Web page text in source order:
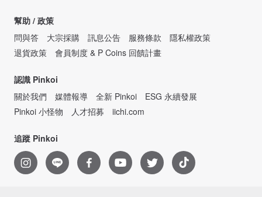
幫助 / 政策
問與答
大宗採購 訊息公告 服務條款
隱私權政策
退貨政策
會員制度 & P Coins 回饋計畫
認識 Pinkoi
關於我們
媒體報導 全新 Pinkoi
ESG 永續發展
Pinkoi 小怪物
人才招募 iichi.com
追蹤 Pinkoi